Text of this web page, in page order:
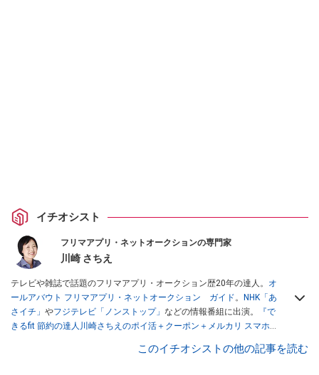
イチオシスト
フリマアプリ・ネットオークションの専門家
川崎 さちえ
テレビや雑誌で話題のフリマアプリ・オークション歴20年の達人。 オ
ールアバウト フリマアプリ・ネットオークション ガイド。
NHK「あ
さイチ」 やフジテレビ「ノンストップ」 などの情報番組に出演。
『で
きるfit 節約の達人川崎さちえのポイ活＋クーポン＋メルカリ スマホで
スマホ1つでスキマ時間に効率的に稼ぐ！』（翔泳社刊） ほか著書多
このイチオシストの他の記事を読む